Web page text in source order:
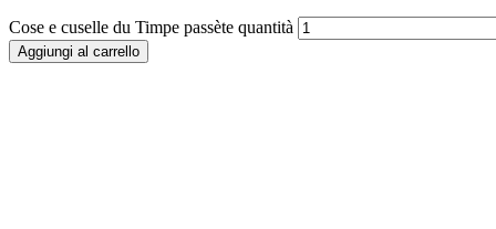
Cose e cuselle du Timpe passète quantità
Aggiungi al carrello